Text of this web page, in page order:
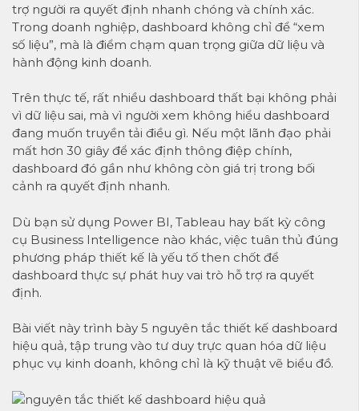
trợ người ra quyết định nhanh chóng và chính xác.
Trong doanh nghiệp, dashboard không chỉ để “xem
số liệu”, mà là điểm chạm quan trọng giữa dữ liệu và
hành động kinh doanh.
Trên thực tế, rất nhiều dashboard thất bại không phải
vì dữ liệu sai, mà vì người xem không hiểu dashboard
đang muốn truyền tải điều gì. Nếu một lãnh đạo phải
mất hơn 30 giây để xác định thông điệp chính,
dashboard đó gần như không còn giá trị trong bối
cảnh ra quyết định nhanh.
Dù bạn sử dụng Power BI, Tableau hay bất kỳ công
cụ Business Intelligence nào khác, việc tuân thủ đúng
phương pháp thiết kế là yếu tố then chốt để
dashboard thực sự phát huy vai trò hỗ trợ ra quyết
định.
Bài viết này trình bày 5 nguyên tắc thiết kế dashboard
hiệu quả, tập trung vào tư duy trực quan hóa dữ liệu
phục vụ kinh doanh, không chỉ là kỹ thuật vẽ biểu đồ.